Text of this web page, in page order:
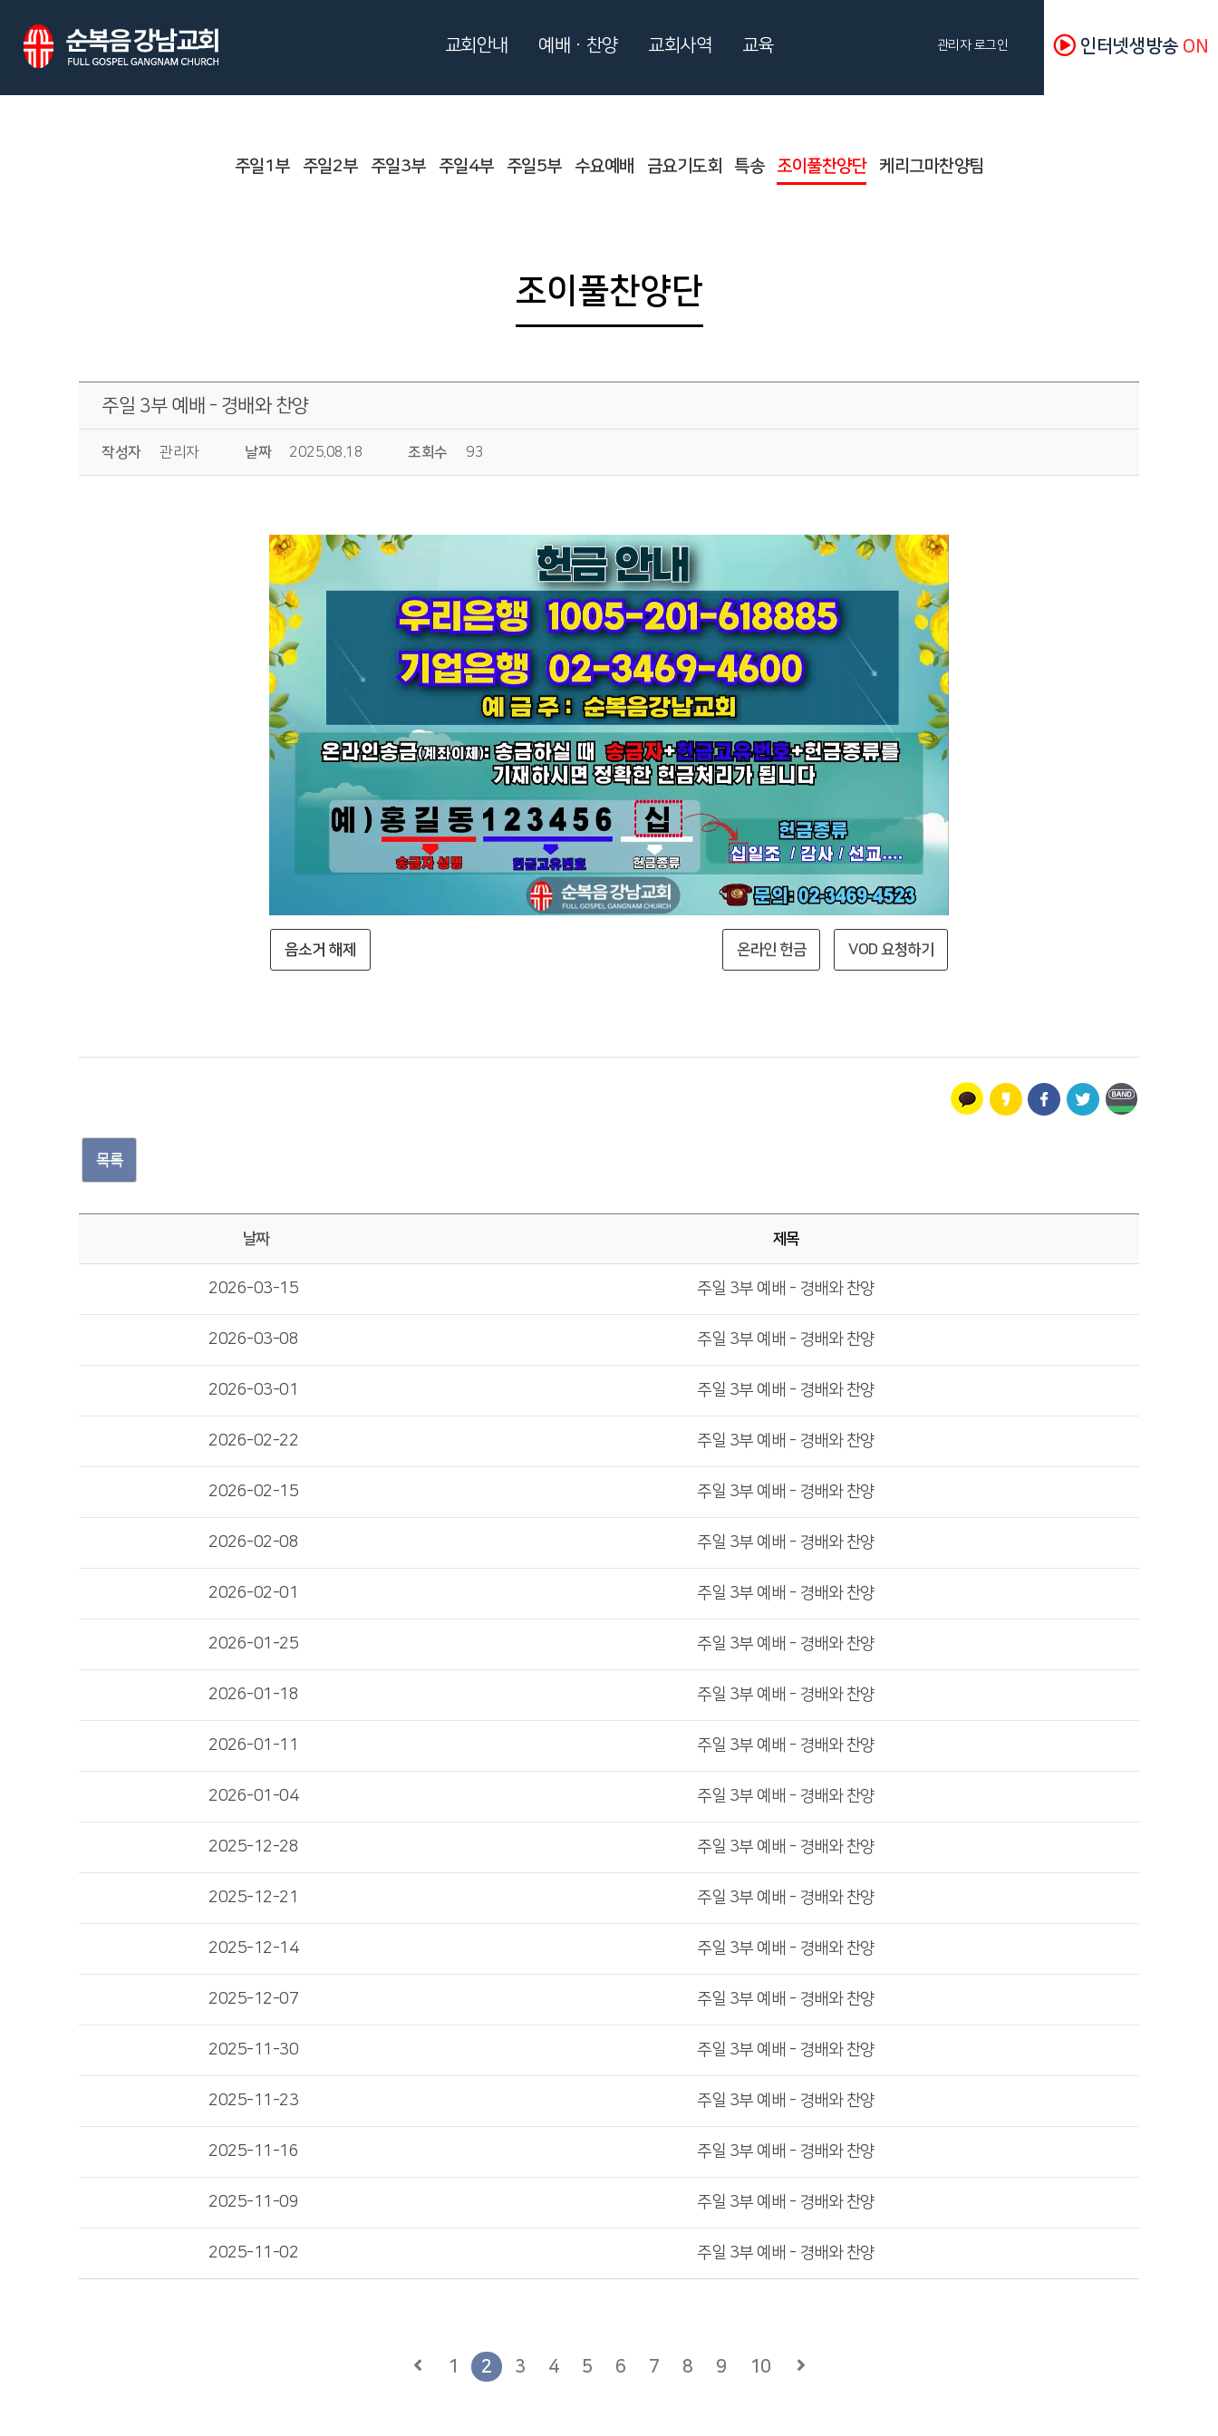
주일1부 주일2부 주일3부 주일4부 주일5부 수요예배 금요기도회 특송 조이풀찬양단 케리그마찬양팀
조이풀찬양단
주일 3부 예배 - 경배와 찬양
작성자 관리자 날짜 2025.08.18 조회수 93
음소거 해제 VOD 요청하기
온라인 헌금
목록
날짜 제목
2026-03-15 주일 3부 예배 - 경배와 찬양
2026-03-08 주일 3부 예배 - 경배와 찬양
2026-03-01 주일 3부 예배 - 경배와 찬양
2026-02-22 주일 3부 예배 - 경배와 찬양
2026-02-15 주일 3부 예배 - 경배와 찬양
2026-02-08 주일 3부 예배 - 경배와 찬양
2026-02-01 주일 3부 예배 - 경배와 찬양
2026-01-25 주일 3부 예배 - 경배와 찬양
2026-01-18 주일 3부 예배 - 경배와 찬양
2026-01-11 주일 3부 예배 - 경배와 찬양
2026-01-04 주일 3부 예배 - 경배와 찬양
2025-12-28 주일 3부 예배 - 경배와 찬양
2025-12-21 주일 3부 예배 - 경배와 찬양
2025-12-14 주일 3부 예배 - 경배와 찬양
2025-12-07 주일 3부 예배 - 경배와 찬양
2025-11-30 주일 3부 예배 - 경배와 찬양
2025-11-23 주일 3부 예배 - 경배와 찬양
2025-11-16 주일 3부 예배 - 경배와 찬양
2025-11-09 주일 3부 예배 - 경배와 찬양
2025-11-02 주일 3부 예배 - 경배와 찬양
1 2 3 4 5 6 7 8 9 10
교회안내 예배ㆍ찬양 교회사역 교육 관리자 로그인 인터넷생방송 ON